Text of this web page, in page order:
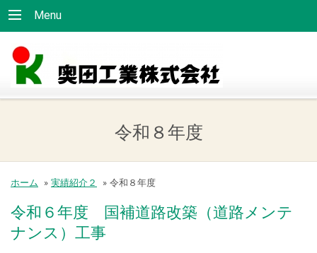
Menu
令和８年度
ホーム » 実績紹介２ » 令和８年度
令和６年度 国補道路改築（道路メンテ
ナンス）工事